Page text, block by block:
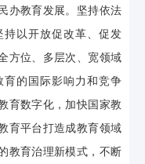
办教育发展。坚持依法
以开放促改革、促发
方位、多层次、宽领域
的国际影响力和竞争
育数字化，加快国家教
育平台打造成教育领域
教育治理新模式，不断